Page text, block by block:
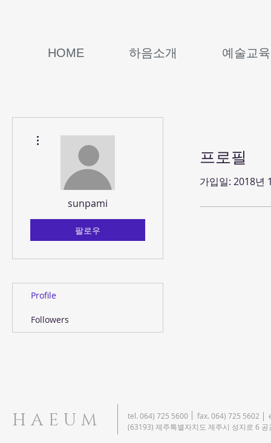
HOME 하음소개 예술교육
프로필
가입일: 2018년
sunpami
팔로우
Profile
Followers
HAEUM
tel. 064) 725 5600 fax. 064) 725 5602
(63193) 제주특별자치도 제주시 성지로 6